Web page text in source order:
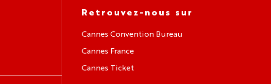
Retrouvez-nous sur
Cannes Convention Bureau
Cannes France
Cannes Ticket